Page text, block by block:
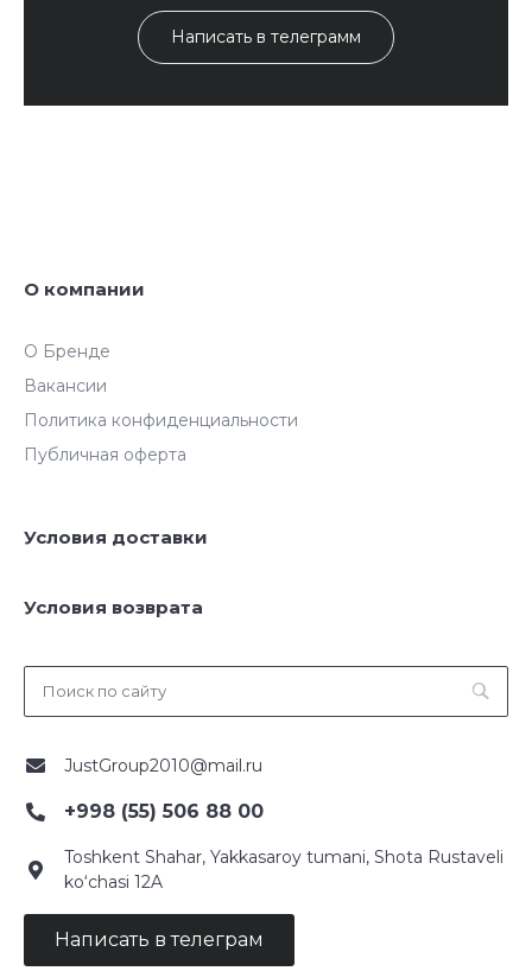
Написать в телеграмм
О компании
О Бренде
Вакансии
Политика конфиденциальности
Публичная оферта
Условия доставки
Условия возврата
JustGroup2010@mail.ru
+998 (55) 506 88 00
Toshkent Shahar, Yakkasaroy tumani, Shota Rustaveli
ko‘chasi 12A
Написать в телеграм